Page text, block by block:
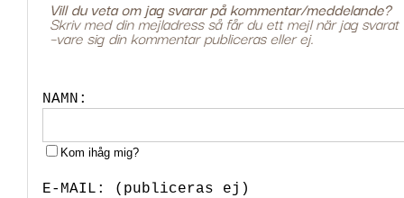
NAMN:
Kom ihåg mig?
E-MAIL: (publiceras ej)